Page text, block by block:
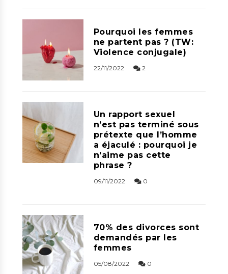
Pourquoi les femmes
ne partent pas ? (TW:
Violence conjugale)
22/11/2022 2
Un rapport sexuel
n’est pas terminé sous
prétexte que l’homme
a éjaculé : pourquoi je
n’aime pas cette
phrase ?
09/11/2022 0
70% des divorces sont
demandés par les
femmes
05/08/2022 0